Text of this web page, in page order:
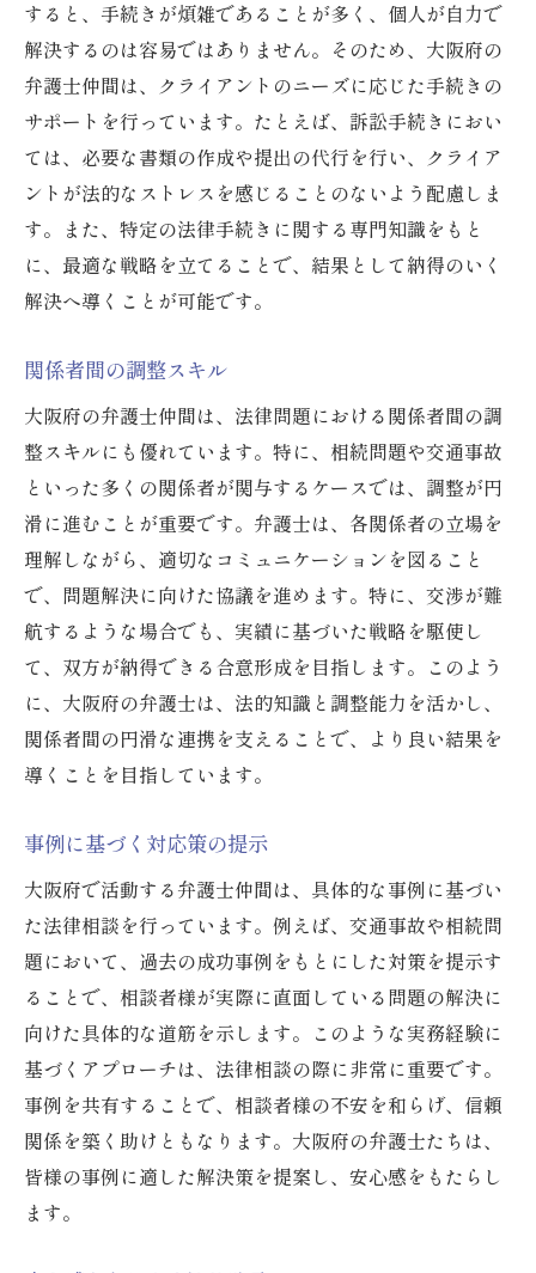
すると、手続きが煩雑であることが多く、個人が自力で
解決するのは容易ではありません。そのため、大阪府の
弁護士仲間は、クライアントのニーズに応じた手続きの
サポートを行っています。たとえば、訴訟手続きにおい
ては、必要な書類の作成や提出の代行を行い、クライア
ントが法的なストレスを感じることのないよう配慮しま
す。また、特定の法律手続きに関する専門知識をもと
に、最適な戦略を立てることで、結果として納得のいく
解決へ導くことが可能です。
関係者間の調整スキル
大阪府の弁護士仲間は、法律問題における関係者間の調
整スキルにも優れています。特に、相続問題や交通事故
といった多くの関係者が関与するケースでは、調整が円
滑に進むことが重要です。弁護士は、各関係者の立場を
理解しながら、適切なコミュニケーションを図ること
で、問題解決に向けた協議を進めます。特に、交渉が難
航するような場合でも、実績に基づいた戦略を駆使し
て、双方が納得できる合意形成を目指します。このよう
に、大阪府の弁護士は、法的知識と調整能力を活かし、
関係者間の円滑な連携を支えることで、より良い結果を
導くことを目指しています。
事例に基づく対応策の提示
大阪府で活動する弁護士仲間は、具体的な事例に基づい
た法律相談を行っています。例えば、交通事故や相続問
題において、過去の成功事例をもとにした対策を提示す
ることで、相談者様が実際に直面している問題の解決に
向けた具体的な道筋を示します。このような実務経験に
基づくアプローチは、法律相談の際に非常に重要です。
事例を共有することで、相談者様の不安を和らげ、信頼
関係を築く助けともなります。大阪府の弁護士たちは、
皆様の事例に適した解決策を提案し、安心感をもたらし
ます。